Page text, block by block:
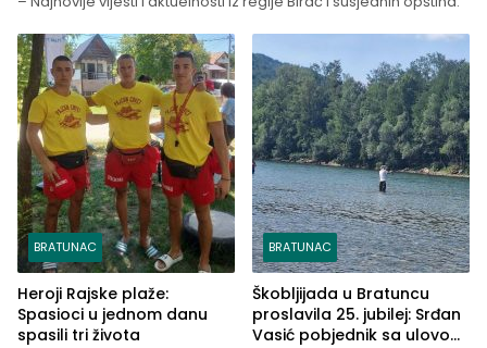
BRATUNAC
Heroji Rajske plaže:
Spasioci u jednom danu
spasili tri života
BRATUNAC
Škobljijada u Bratuncu
proslavila 25. jubilej: Srđan
Vasić pobjednik sa ulovom